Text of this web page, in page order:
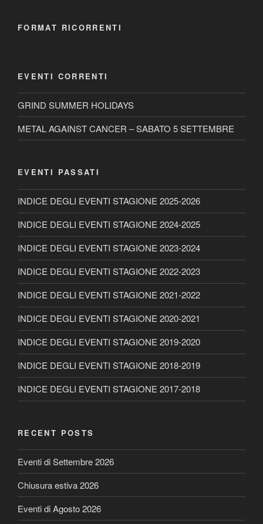
FORMAT RICORRENTI
EVENTI CORRENTI
GRIND SUMMER HOLIDAYS
METAL AGAINST CANCER – SABATO 5 SETTEMBRE
EVENTI PASSATI
INDICE DEGLI EVENTI STAGIONE 2025-2026
INDICE DEGLI EVENTI STAGIONE 2024-2025
INDICE DEGLI EVENTI STAGIONE 2023-2024
INDICE DEGLI EVENTI STAGIONE 2022-2023
INDICE DEGLI EVENTI STAGIONE 2021-2022
INDICE DEGLI EVENTI STAGIONE 2020-2021
INDICE DEGLI EVENTI STAGIONE 2019-2020
INDICE DEGLI EVENTI STAGIONE 2018-2019
INDICE DEGLI EVENTI STAGIONE 2017-2018
RECENT POSTS
Eventi di Settembre 2026
Chiusura estiva 2026
Eventi di Agosto 2026